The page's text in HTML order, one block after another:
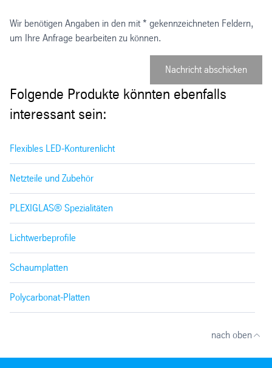
Wir benötigen Angaben in den mit * gekennzeichneten Feldern,
um Ihre Anfrage bearbeiten zu können.
Nachricht abschicken
Folgende Produkte könnten ebenfalls
interessant sein:
Flexibles LED-Konturenlicht
Netzteile und Zubehör
PLEXIGLAS® Spezialitäten
Lichtwerbeprofile
Schaumplatten
Polycarbonat-Platten
nach oben